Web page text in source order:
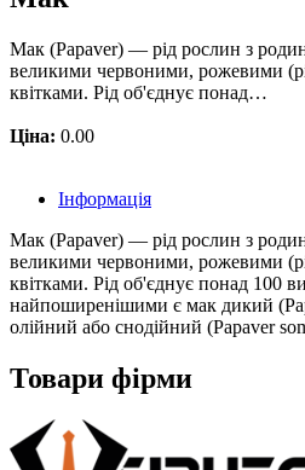
Мак (Papaver) — рід рослин з
великими червоними, рожевими
квітками. Рід об'єднує понад…
Ціна: 0.00
Інформація
Мак (Papaver) — рід рослин з
великими червоними, рожевими
квітками. Рід об'єднує понад 100
найпоширенішими є мак дикий
олійний або снодійний (Papaver
Товари фірми